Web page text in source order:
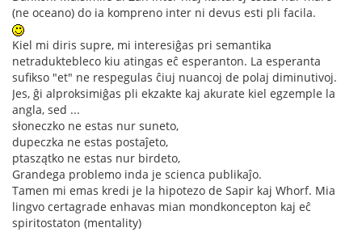
(ne oceano) do ia kompreno inter ni devus esti pli facila.
Kiel mi diris supre, mi interesiĝas pri semantika
netraduktebleco kiu atingas eĉ esperanton. La esperanta
sufikso "et" ne respegulas ĉiuj nuancoj de polaj diminutivoj.
Jes, ĝi alproksimiĝas pli ekzakte kaj akurate kiel egzemple la
angla, sed ...
słoneczko ne estas nur suneto,
dupeczka ne estas postaĵeto,
ptaszątko ne estas nur birdeto,
Grandega problemo inda je scienca publikaĵo.
Tamen mi emas kredi je la hipotezo de Sapir kaj Whorf. Mia
lingvo certagrade enhavas mian mondkoncepton kaj eĉ
spiritostaton (mentality)